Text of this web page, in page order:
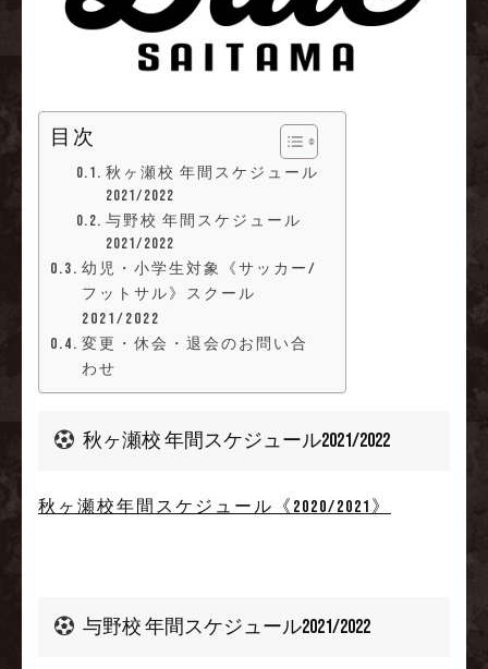
目次
秋ヶ瀬校 年間スケジュール
2021/2022
与野校 年間スケジュール
2021/2022
幼児・小学生対象《サッカー/
フットサル》スクール
2021/2022
変更・休会・退会のお問い合
わせ
秋ヶ瀬校 年間スケジュール2021/2022
秋ヶ瀬校年間スケジュール《2020/2021》
与野校 年間スケジュール2021/2022